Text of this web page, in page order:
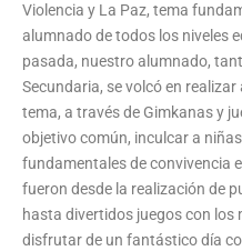
Violencia y La Paz, tema
alumnado de todos los niveles
pasada, nuestro alumnado,
Secundaria, se volcó en
tema, a través de Gimkanas y
objetivo común, inculcar a
fundamentales de convivencia
fueron desde la realización de
hasta divertidos juegos con los
disfrutar de un fantástico día